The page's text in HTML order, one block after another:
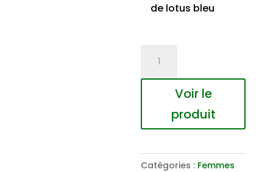
de lotus bleu
Defender
Voir le
produit
Catégories : Femmes